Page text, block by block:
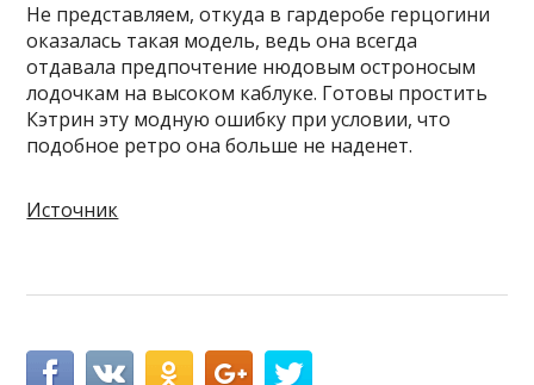
Не представляем, откуда в гардеробе герцогини
оказалась такая модель, ведь она всегда
отдавала предпочтение нюдовым остроносым
лодочкам на высоком каблуке. Готовы простить
Кэтрин эту модную ошибку при условии, что
подобное ретро она больше не наденет.
Источник